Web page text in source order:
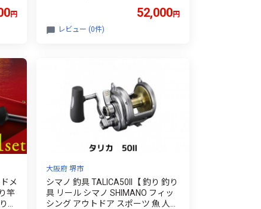
ミ
羽
円
利用券 家族体験 こども 家族 ファミ
リー 川 湖 プラン スポーツ アウト
ドア 自然 つり処椎の木湖 埼玉県 羽
52,000円
レビュー (0件)
メ
竿
大阪府 堺市
シマノ 釣具 TALICA50II【 釣り 釣り
具 リール シマノ SHIMANO フィッ
シング アウトドア スポーツ 魚 人気